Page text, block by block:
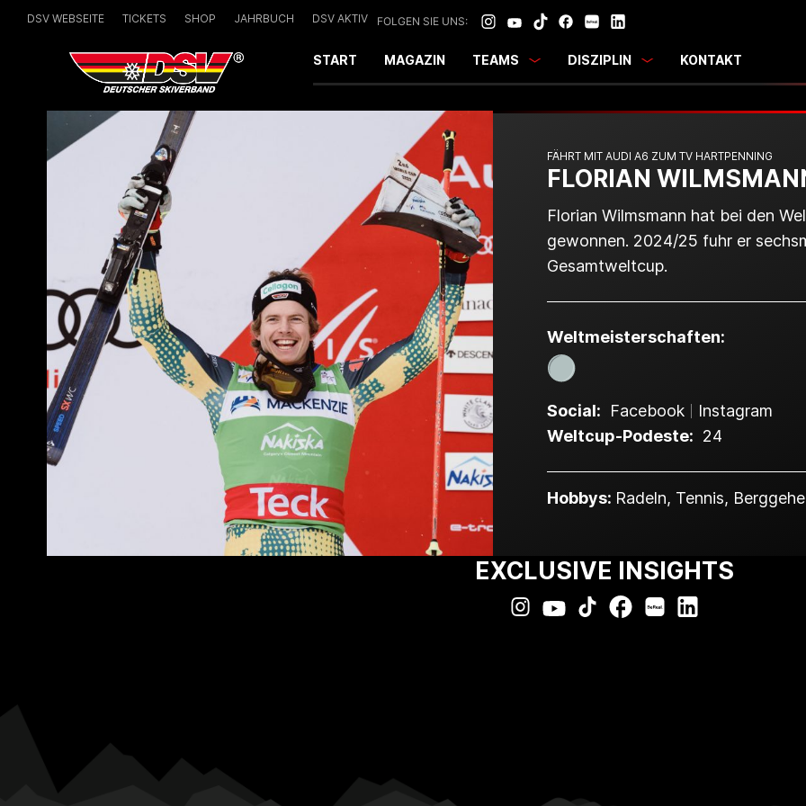
DSV WEBSEITE TICKETS SHOP JAHRBUCH DSV AKTIV FOLGEN SIE UNS:
START MAGAZIN TEAMS DISZIPLIN KONTAKT
FÄHRT MIT AUDI A6 ZUM TV HARTPENNING
FLORIAN
Florian Wilmsmann hat bei den
gewonnen. 2024/25 fuhr er
Gesamtweltcup.
Weltmeister­schaften:
Social: Facebook
Instagram
Weltcup-Podeste: 24
Hobbys: Radeln, Tennis,
EXCLUSIVE INSIGHTS